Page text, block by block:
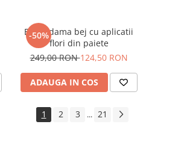
-50%
Bluza dama bej cu aplicatii
flori din paiete
249,00 RON124,50 RON
ADAUGA IN COS
1 2 3 ... 21